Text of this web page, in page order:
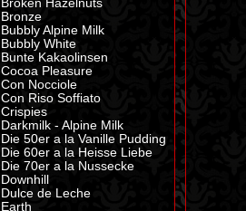
Broken Hazelnuts
Bronze
Bubbly Alpine Milk
Bubbly White
Bunte Kakaolinsen
Cocoa Pleasure
Con Nocciole
Con Riso Soffiato
Crispies
Darkmilk - Alpine Milk
Die 50er a la Vanille Pudding
Die 60er a la Heisse Liebe
Die 70er a la Nussecke
Downhill
Dulce de Leche
Earth